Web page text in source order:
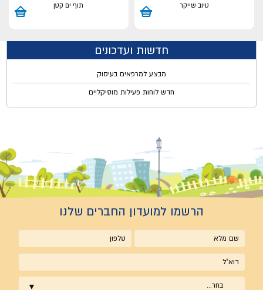
טיוב שייקר תוף ים קטן
חדשות ועדכונים
מבצע למרפאים בעיסוק
חדש לוחות פעילות מוסיקליים
הרשמו למועדון החברים שלנו
שם
מלא
טלפון
אימייל
בחר...